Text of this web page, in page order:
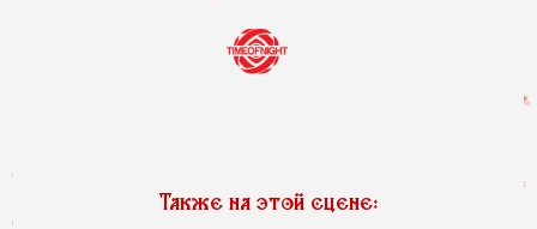
Также на этой сцене: